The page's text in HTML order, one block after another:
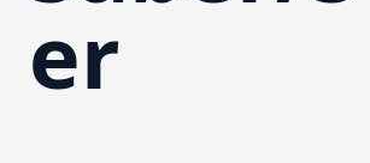
EN LA NATURALEZA
er